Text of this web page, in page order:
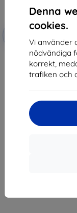
Denna
cookies.
Vi använder
nödvändiga
korrekt,
trafiken och
Rabatt
kupong
3MK HardGlass Max
A16/A16s Black black
Glass Lite
173 kr
Sista varan i